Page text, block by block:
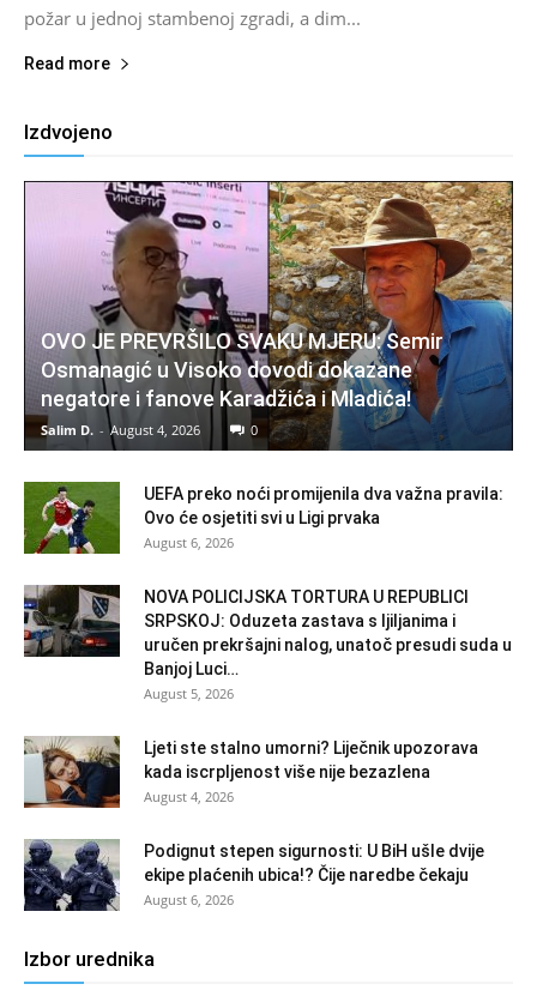
požar u jednoj stambenoj zgradi, a dim...
Read more
Izdvojeno
OVO JE PREVRŠILO SVAKU MJERU: Semir
Osmanagić u Visoko dovodi dokazane
negatore i fanove Karadžića i Mladića!
Salim D. - August 4, 2026 0
UEFA preko noći promijenila dva važna pravila:
Ovo će osjetiti svi u Ligi prvaka
August 6, 2026
NOVA POLICIJSKA TORTURA U REPUBLICI
SRPSKOJ: Oduzeta zastava s ljiljanima i
uručen prekršajni nalog, unatoč presudi suda u
Banjoj Luci…
August 5, 2026
Ljeti ste stalno umorni? Liječnik upozorava
kada iscrpljenost više nije bezazlena
August 4, 2026
Podignut stepen sigurnosti: U BiH ušle dvije
ekipe plaćenih ubica!? Čije naredbe čekaju
August 6, 2026
Izbor urednika